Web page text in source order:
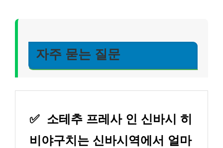
자주 묻는 질문
✅ 소테추 프레사 인 신바시 히
비야구치는 신바시역에서 얼마